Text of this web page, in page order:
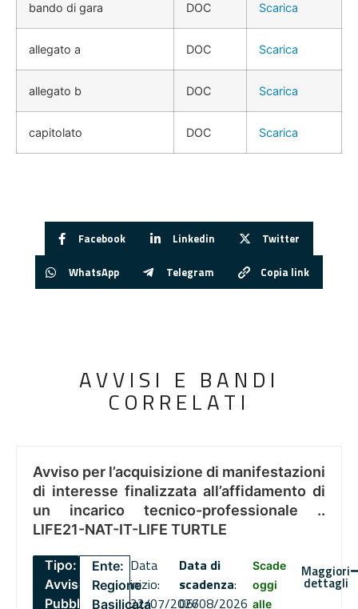
bando di gara DOC Scarica
allegato a DOC Scarica
allegato b DOC Scarica
capitolato DOC Scarica
Facebook Linkedin Twitter
WhatsApp Telegram Copia link
AVVISI E BANDI
CORRELATI
Avviso per l’acquisizione di manifestazioni
di interesse finalizzata all’affidamento di
un incarico tecnico-professionale ..
LIFE21-NAT-IT-LIFE TURTLE
Tipo:
Avviso
Pubblico
Ente:
Regione
Basilicata
Data
inizio:
22/07/2026
Data di
scadenza:
06/08/2026
Scade
oggi
alle
Maggiori
dettagli